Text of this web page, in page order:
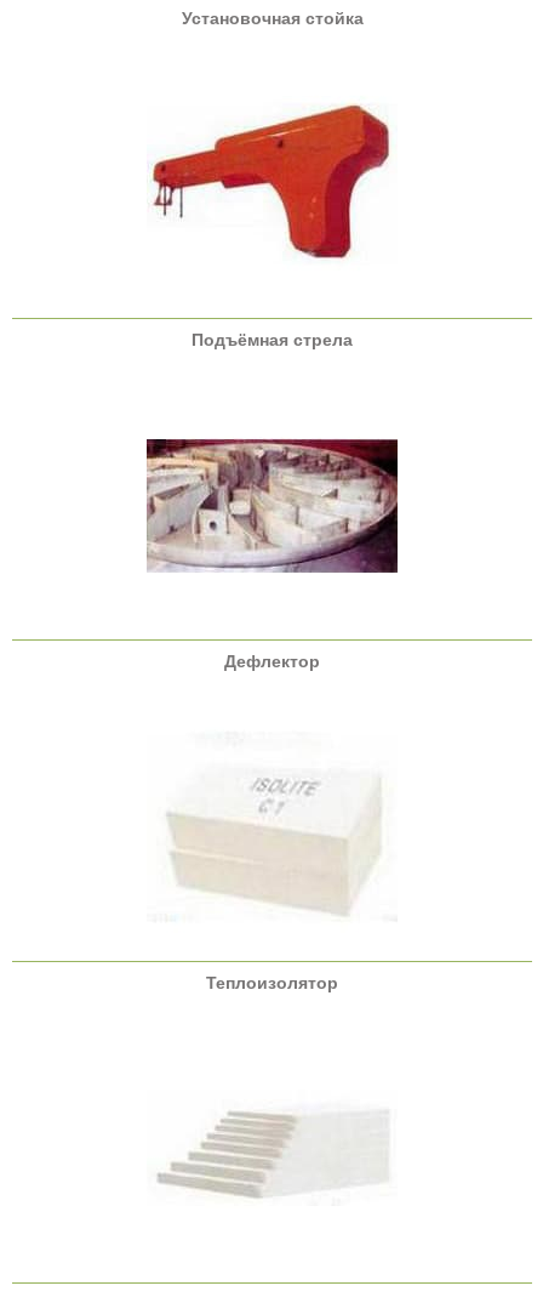
Установочная стойка
Подъёмная стрела
Дефлектор
Теплоизолятор